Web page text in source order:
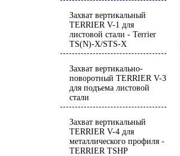
Захват вертикальный
TERRIER V-1 для
листовой стали - Terrier
TS(N)-X/STS-X
Захват вертикально-
поворотный TERRIER V-3
для подъема листовой
стали
Захват вертикальный
TERRIER V-4 для
металлического профиля -
TERRIER TSHP